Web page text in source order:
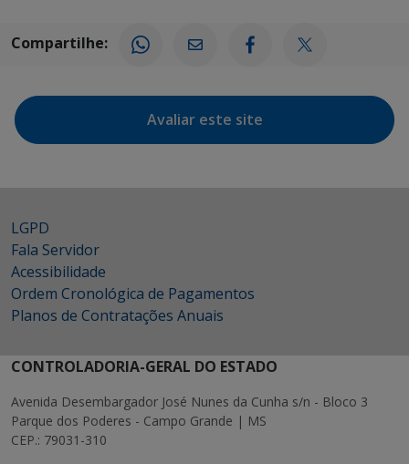
Compartilhe:
Avaliar este site
LGPD
Fala Servidor
Acessibilidade
Ordem Cronológica de Pagamentos
Planos de Contratações Anuais
CONTROLADORIA-GERAL DO ESTADO
Avenida Desembargador José Nunes da Cunha s/n - Bloco 3
Parque dos Poderes - Campo Grande | MS
CEP.: 79031-310